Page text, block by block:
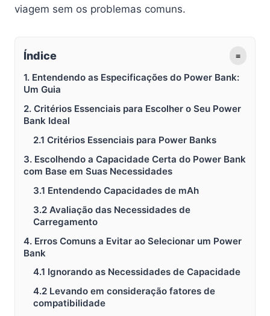
viagem sem os problemas comuns.
Índice ≡
1. Entendendo as Especificações do Power Bank:
Um Guia
2. Critérios Essenciais para Escolher o Seu Power
Bank Ideal
2.1 Critérios Essenciais para Power Banks
3. Escolhendo a Capacidade Certa do Power Bank
com Base em Suas Necessidades
3.1 Entendendo Capacidades de mAh
3.2 Avaliação das Necessidades de
Carregamento
4. Erros Comuns a Evitar ao Selecionar um Power
Bank
4.1 Ignorando as Necessidades de Capacidade
4.2 Levando em consideração fatores de
compatibilidade